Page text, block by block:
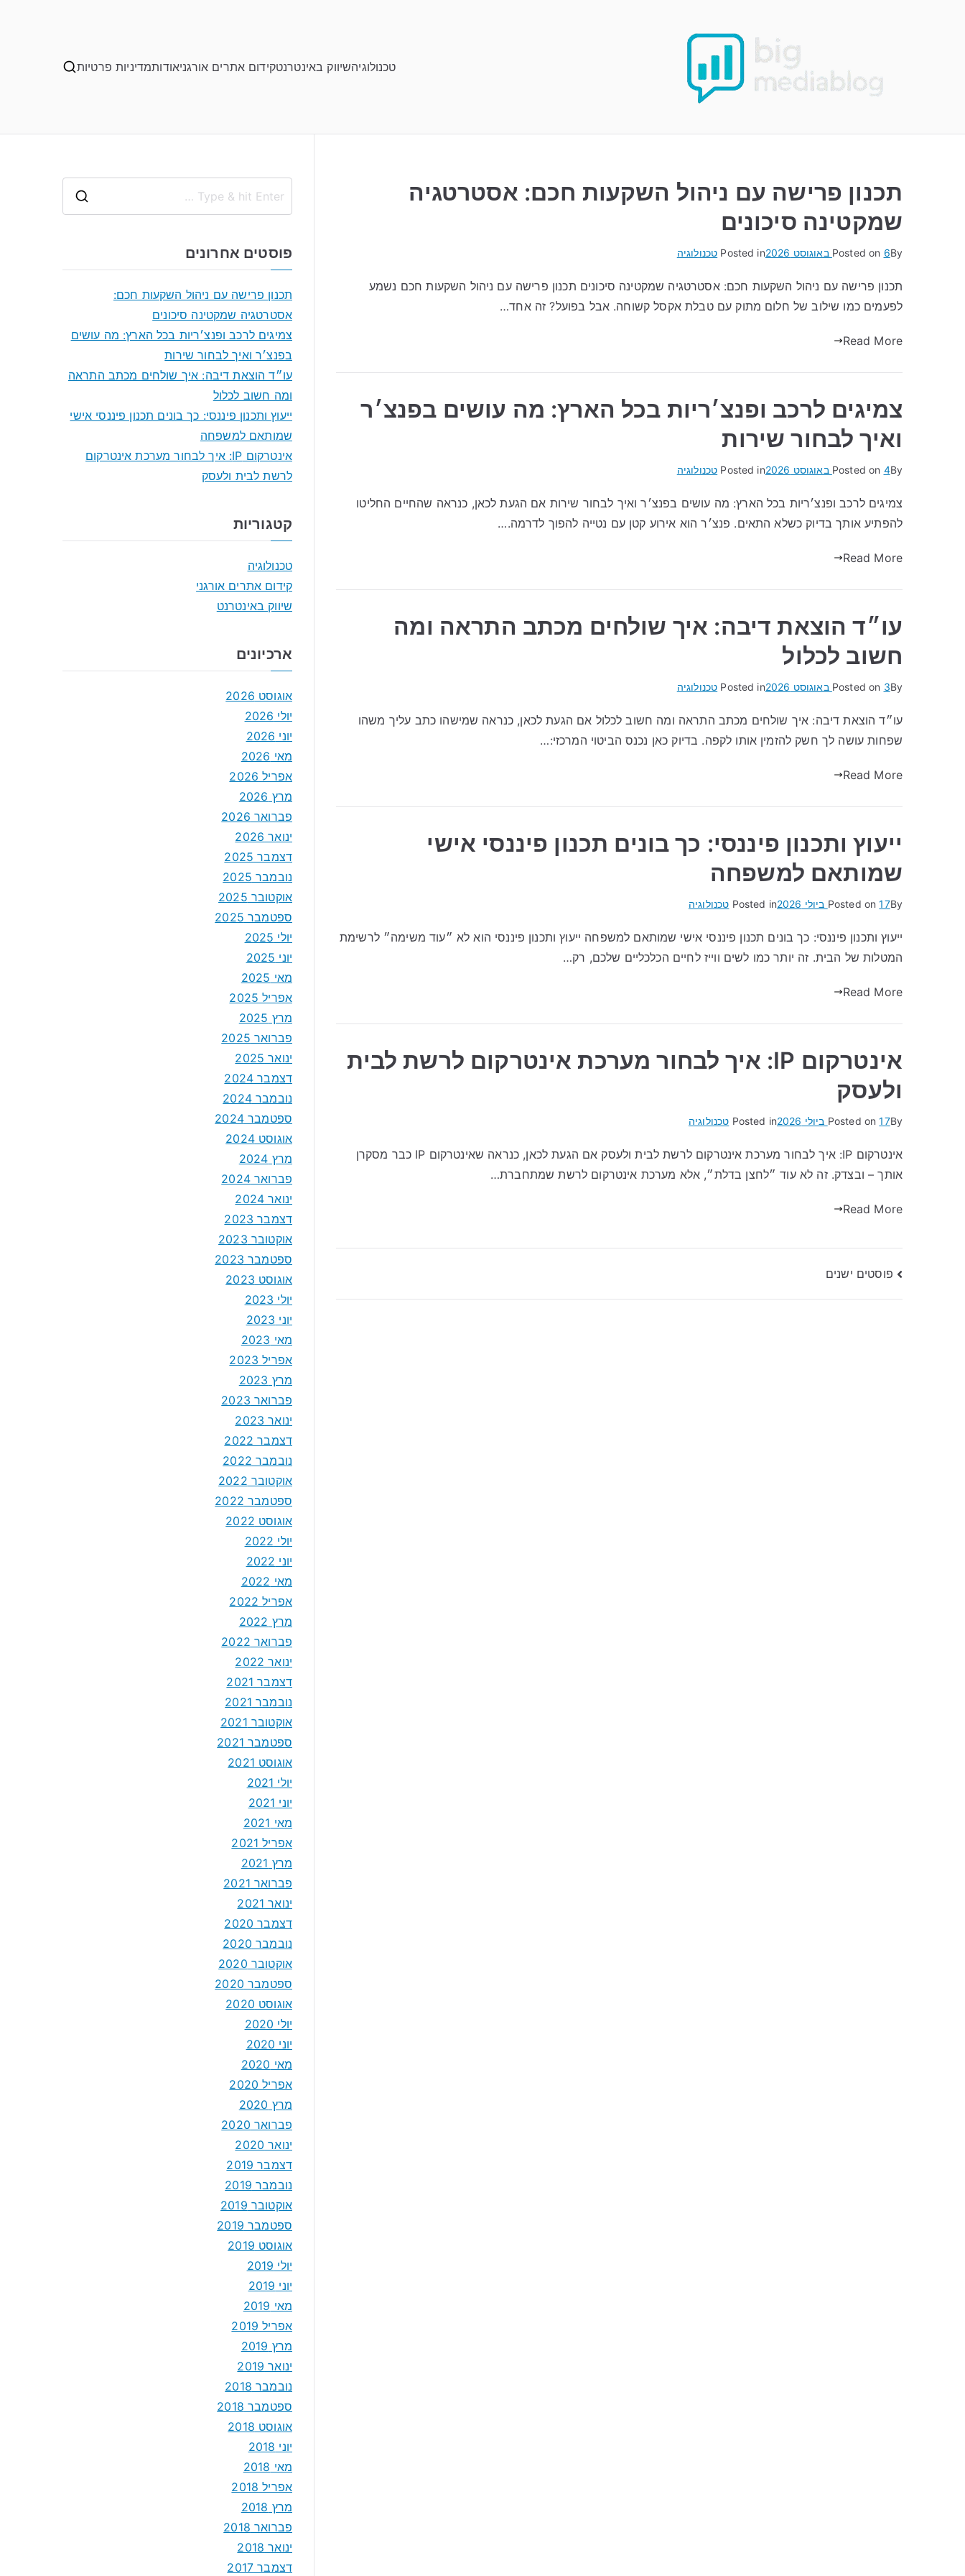
טכנולוגיהשיווק באינטרנטקידום אתרים אורגניאודותמדיניות פרטיות
תכנון פרישה עם ניהול השקעות חכם: אסטרטגיה
שמקטינה סיכונים
By
Posted on 6 באוגוסט 2026 Posted in טכנולוגיה
תכנון פרישה עם ניהול השקעות חכם: אסטרטגיה שמקטינה סיכונים תכנון פרישה עם ניהול השקעות חכם נשמע
לפעמים כמו שילוב של חלום מתוק עם טבלת אקסל קשוחה. אבל בפועל? זה אחד…
Read More
צמיגים לרכב ופנצ׳ריות בכל הארץ: מה עושים בפנצ׳ר
ואיך לבחור שירות
By
Posted on 4 באוגוסט 2026 Posted in טכנולוגיה
צמיגים לרכב ופנצ׳ריות בכל הארץ: מה עושים בפנצ׳ר ואיך לבחור שירות אם הגעת לכאן, כנראה שהחיים החליטו
להפתיע אותך בדיוק כשלא התאים. פנצ׳ר הוא אירוע קטן עם נטייה להפוך לדרמה.…
Read More
עו״ד הוצאת דיבה: איך שולחים מכתב התראה ומה
חשוב לכלול
By
Posted on 3 באוגוסט 2026 Posted in טכנולוגיה
עו״ד הוצאת דיבה: איך שולחים מכתב התראה ומה חשוב לכלול אם הגעת לכאן, כנראה שמישהו כתב עליך משהו
שפחות עושה לך חשק להזמין אותו לקפה. בדיוק כאן נכנס הביטוי המרכזי:…
Read More
ייעוץ ותכנון פיננסי: כך בונים תכנון פיננסי אישי
שמותאם למשפחה
By
Posted on17 ביולי 2026 Posted in טכנולוגיה
ייעוץ ותכנון פיננסי: כך בונים תכנון פיננסי אישי שמותאם למשפחה ייעוץ ותכנון פיננסי הוא לא ״עוד משימה״ לרשימת
המטלות של הבית. זה יותר כמו לשים ווייז לחיים הכלכליים שלכם, רק…
Read More
אינטרקום IP: איך לבחור מערכת אינטרקום לרשת לבית
ולעסק
By
Posted on17 ביולי 2026 Posted in טכנולוגיה
אינטרקום IP: איך לבחור מערכת אינטרקום לרשת לבית ולעסק אם הגעת לכאן, כנראה שאינטרקום IP כבר מסקרן
אותך – ובצדק. זה לא עוד ״לחצן בדלת״, אלא מערכת אינטרקום לרשת שמתחברת…
Read More
ניווט
פוסטים ישנים
פוסטים אחרונים
תכנון פרישה עם ניהול השקעות חכם:
אסטרטגיה שמקטינה סיכונים
צמיגים לרכב ופנצ׳ריות בכל הארץ: מה עושים
בפנצ׳ר ואיך לבחור שירות
עו״ד הוצאת דיבה: איך שולחים מכתב התראה
ומה חשוב לכלול
ייעוץ ותכנון פיננסי: כך בונים תכנון פיננסי אישי
שמותאם למשפחה
אינטרקום IP: איך לבחור מערכת אינטרקום
לרשת לבית ולעסק
קטגוריות
טכנולוגיה
קידום אתרים אורגני
שיווק באינטרנט
ארכיונים
אוגוסט 2026
יולי 2026
יוני 2026
מאי 2026
אפריל 2026
מרץ 2026
פברואר 2026
ינואר 2026
דצמבר 2025
נובמבר 2025
אוקטובר 2025
ספטמבר 2025
יולי 2025
יוני 2025
מאי 2025
אפריל 2025
מרץ 2025
פברואר 2025
ינואר 2025
דצמבר 2024
נובמבר 2024
ספטמבר 2024
אוגוסט 2024
מרץ 2024
פברואר 2024
ינואר 2024
דצמבר 2023
אוקטובר 2023
ספטמבר 2023
אוגוסט 2023
יולי 2023
יוני 2023
מאי 2023
אפריל 2023
מרץ 2023
פברואר 2023
ינואר 2023
דצמבר 2022
נובמבר 2022
אוקטובר 2022
ספטמבר 2022
אוגוסט 2022
יולי 2022
יוני 2022
מאי 2022
אפריל 2022
מרץ 2022
פברואר 2022
ינואר 2022
דצמבר 2021
נובמבר 2021
אוקטובר 2021
ספטמבר 2021
אוגוסט 2021
יולי 2021
יוני 2021
מאי 2021
אפריל 2021
מרץ 2021
פברואר 2021
ינואר 2021
דצמבר 2020
נובמבר 2020
אוקטובר 2020
ספטמבר 2020
אוגוסט 2020
יולי 2020
יוני 2020
מאי 2020
אפריל 2020
מרץ 2020
פברואר 2020
ינואר 2020
דצמבר 2019
נובמבר 2019
אוקטובר 2019
ספטמבר 2019
אוגוסט 2019
יולי 2019
יוני 2019
מאי 2019
אפריל 2019
מרץ 2019
ינואר 2019
נובמבר 2018
ספטמבר 2018
אוגוסט 2018
יוני 2018
מאי 2018
אפריל 2018
מרץ 2018
פברואר 2018
ינואר 2018
דצמבר 2017